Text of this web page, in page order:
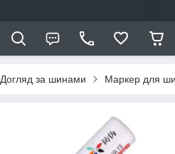
Догляд за шинами Маркер для